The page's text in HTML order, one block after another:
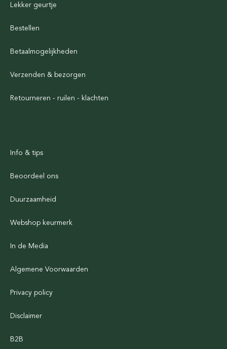
Lekker geurtje
Bestellen
Betaalmogelijkheden
Verzenden & bezorgen
Retourneren - ruilen - klachten
Info & tips
Beoordeel ons
Duurzaamheid
Webshop keurmerk
In de Media
Algemene Voorwaarden
Privacy policy
Disclaimer
B2B